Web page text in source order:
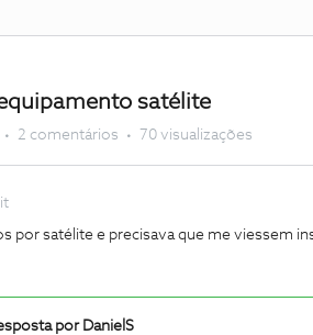
satélite
2 comentários 70 visualizações
por satélite e precisava que me viessem
porDanielS